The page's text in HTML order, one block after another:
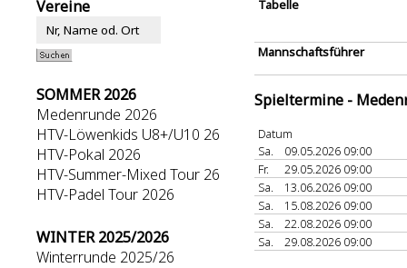
Vereine
SOMMER 2026
Medenrunde 2026
HTV-Löwenkids U8+/U10 26
HTV-Pokal 2026
HTV-Summer-Mixed Tour 26
HTV-Padel Tour 2026
WINTER 2025/2026
Winterrunde 2025/26
Tabelle
Mannschaftsführer
Spieltermine -
Datum
Sa.
09.05.2026 09:00
Fr.
29.05.2026 09:00
Sa.
13.06.2026 09:00
Sa.
15.08.2026 09:00
Sa.
22.08.2026 09:00
Sa.
29.08.2026 09:00